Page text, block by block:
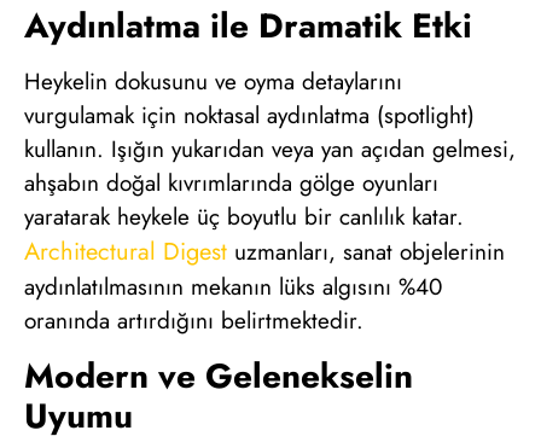
Aydınlatma ile Dramatik Etki
Heykelin dokusunu ve oyma detaylarını
vurgulamak için noktasal aydınlatma (spotlight)
kullanın. Işığın yukarıdan veya yan açıdan gelmesi,
ahşabın doğal kıvrımlarında gölge oyunları
yaratarak heykele üç boyutlu bir canlılık katar.
Architectural Digest uzmanları, sanat objelerinin
aydınlatılmasının mekanın lüks algısını %40
oranında artırdığını belirtmektedir.
Modern ve Gelenekselin
Uyumu